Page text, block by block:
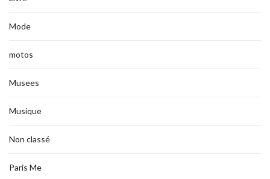
Mode
motos
Musees
Musique
Non classé
Paris Me